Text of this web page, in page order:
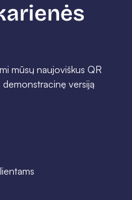
mūsų naujoviškus QR
versiją